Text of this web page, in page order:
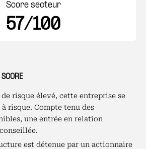
Score secteur
57/100
de risque élevé, cette entreprise se
risque. Compte tenu des
une entrée en relation
est détenue par un actionnaire